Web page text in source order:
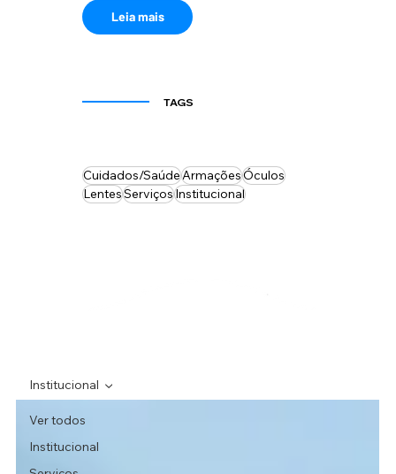
Ver todos
Institucional
Institucional
Leia mais
TAGS
Cuidados/SaúdeArmaçõesÓculos
LentesServiçosInstitucional